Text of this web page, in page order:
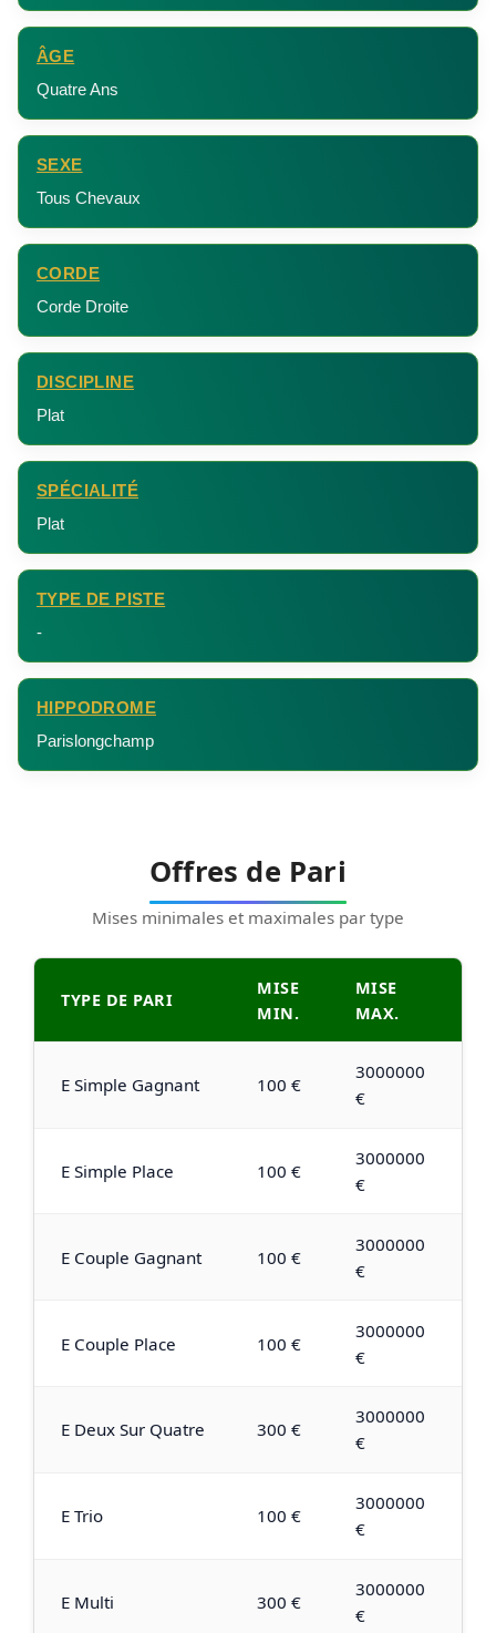
ÂGE
Quatre Ans
SEXE
Tous Chevaux
CORDE
Corde Droite
DISCIPLINE
Plat
SPÉCIALITÉ
Plat
TYPE DE PISTE
-
HIPPODROME
Parislongchamp
Offres de Pari
Mises minimales et maximales par type
TYPE DE PARI
MISE
MIN.
MISE
MAX.
E Simple Gagnant 100 €
3000000
€
E Simple Place 100 €
3000000
€
E Couple Gagnant 100 €
3000000
€
E Couple Place 100 €
3000000
€
E Deux Sur Quatre 300 €
3000000
€
E Trio 100 €
3000000
€
E Multi 300 €
3000000
€